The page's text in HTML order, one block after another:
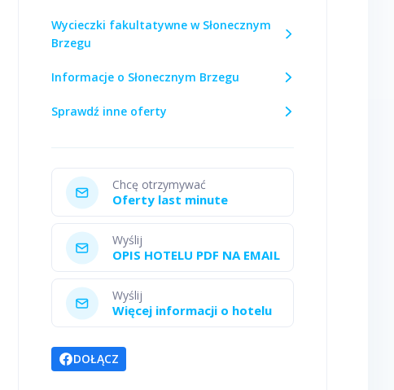
Wycieczki fakultatywne w Słonecznym
Brzegu
Informacje o Słonecznym Brzegu
Sprawdź inne oferty
Chcę otrzymywać
Oferty last minute
Wyślij
OPIS HOTELU PDF NA EMAIL
Wyślij
Więcej informacji o hotelu
DOŁĄCZ